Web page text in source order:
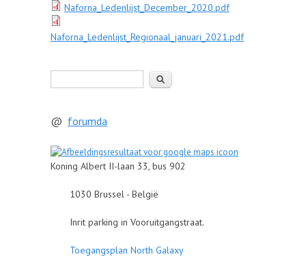
Naforna_Ledenlijst_December_2020.pdf
Naforna_Ledenlijst_Regionaal_januari_2021.pdf
@ forumda
Koning Albert II-laan 33, bus 902
1030 Brussel - België
Inrit parking in Vooruitgangstraat.
Toegangsplan North Galaxy